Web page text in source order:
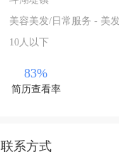
美容美发/日常服务 - 美
10人以下
83%
简历查看率
联系方式